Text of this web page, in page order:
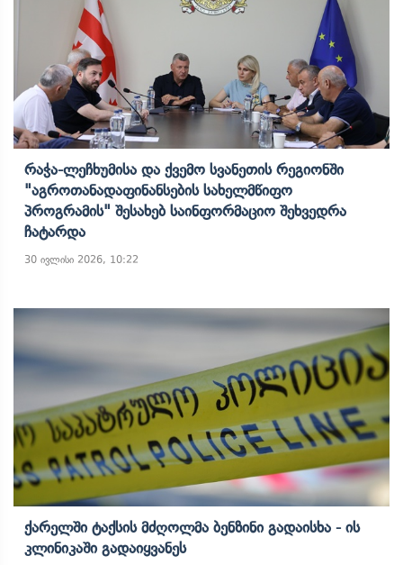
Რაჭა-Ლეჩხუმისა Და Ქვემო Სვანეთის Რეგიონში
"აგროთანადაფინანსების Სახელმწიფო
Პროგრამის" Შესახებ Საინფორმაციო Შეხვედრა
Ჩატარდა
30 ივლისი 2026, 10:22
Ქარელში Ტაქსის Მძღოლმა Ბენზინი Გადაისხა - Ის
Კლინიკაში Გადაიყვანეს